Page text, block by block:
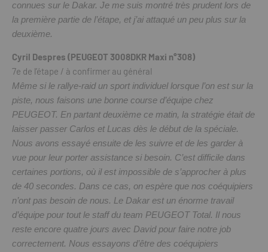
connues sur le Dakar. Je me suis montré très prudent lors de
la première partie de l’étape, et j’ai attaqué un peu plus sur la
deuxième.
Cyril Despres (PEUGEOT 3008DKR Maxi n°308)
7e de l’étape / à confirmer au général
Même si le rallye-raid un sport individuel lorsque l’on est sur la
piste, nous faisons une bonne course d’équipe chez
PEUGEOT. En partant deuxième ce matin, la stratégie était de
laisser passer Carlos et Lucas dès le début de la spéciale.
Nous avons essayé ensuite de les suivre et de les garder à
vue pour leur porter assistance si besoin. C’est difficile dans
certaines portions, où il est impossible de s’approcher à plus
de 40 secondes. Dans ce cas, on espère que nos coéquipiers
n’ont pas besoin de nous. Le Dakar est un énorme travail
d’équipe pour tout le staff du team PEUGEOT Total. Il nous
reste encore quatre jours avec David pour faire notre job
correctement. Nous essayons d’être des coéquipiers